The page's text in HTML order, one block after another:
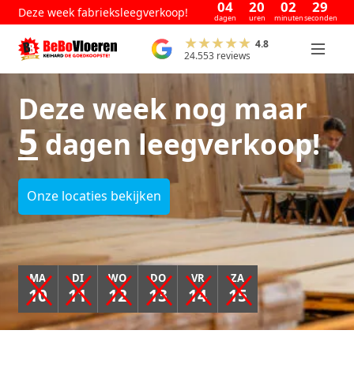
Deze week fabrieksleegverkoop! 04
dagen
20
uren
02
minuten
28
seconden
4.8
24.553 reviews
Deze week nog maar
5dagen leegverkoop!
Onze locaties bekijken
MA
10
DI
11
WO
12
DO
13
VR
14
ZA
15